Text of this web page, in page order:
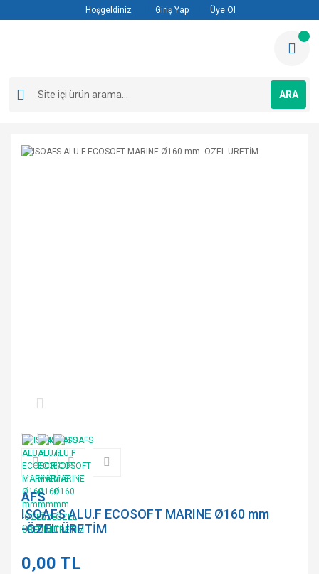
Hoşgeldiniz Giriş Yap Üye Ol
ARA
AFS
ISOAFS ALU.F ECOSOFT MARINE Ø160 mm
-ÖZEL ÜRETİM
0,00 TL